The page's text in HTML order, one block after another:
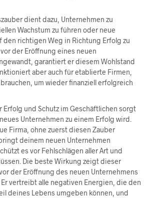
dient dazu, Unternehmen zu
Wachstum zu führen oder neue
den richtigen Weg in Richtung Erfolg zu
der Eröffnung eines neuen
garantiert er diesem Wohlstand
aber auch für etablierte Firmen,
um wieder finanziell erfolgreich
Erfolg und Schutz im Geschäftlichen sorgt
Unternehmen zu einem Erfolg wird.
Firma, ohne zuerst diesen Zauber
deinem neuen Unternehmen
es vor Fehlschlägen aller Art und
Die beste Wirkung zeigt dieser
der Eröffnung des neuen Unternehmens
vertreibt alle negativen Energien, die den
deines Lebens umgeben können, und